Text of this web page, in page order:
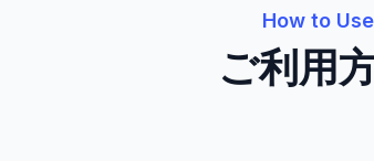
How to Use
ご利用